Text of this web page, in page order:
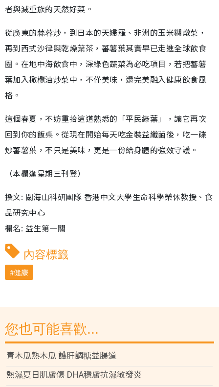
者與減重族的天然好菜。
從廣東的蒜蓉炒，到日本的天婦羅、非洲的玉米糊燉菜，
再到西式沙律與乾燥葉茶，蕃薯葉其實早已走進全球飲食
圈。在地中海飲食中，深綠色蔬菜為必吃項目，若把蕃薯
葉加入橄欖油炒菜中，不僅美味，還完美融入健康飲食風
格。
這個春夏，不妨重拾這道熟悉的「平民綠葉」，讓它再次
回到你的飯桌。從現在開始每天吃金裝益纖菌後，吃一碟
炒蕃薯葉，不只是美味，更是一份給身體的強效守護。
（本欄逢星期三刊登）
撰文: 關海山科研團隊 香港中文大學生命科學榮休教授、食
品研究中心
欄名: 益生第一關
內容標籤
健康
您也可能喜歡...
青木瓜熟木瓜 護肝調糖益腸道
熱濕夏日肌膚傷 DHA穩膚抗濕敏發炎